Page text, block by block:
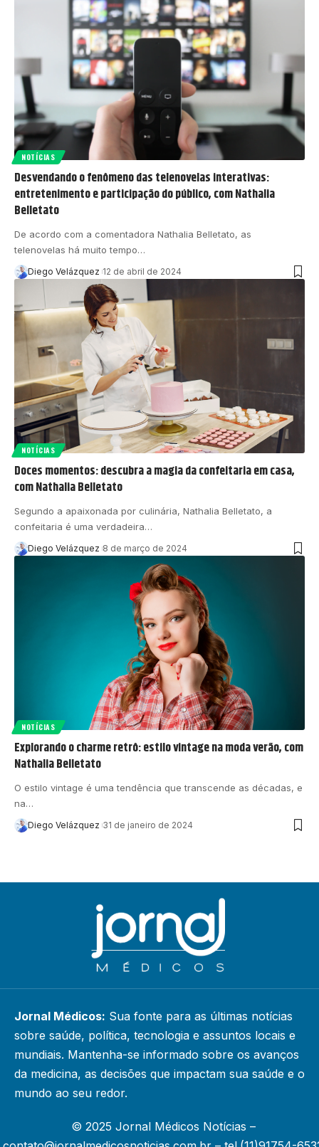
NOTÍCIAS
Desvendando o fenômeno das telenovelas interativas:
entretenimento e participação do público, com Nathalia
Belletato
De acordo com a comentadora Nathalia Belletato, as
telenovelas há muito tempo…
Diego Velázquez 12 de abril de 2024
NOTÍCIAS
Doces momentos: descubra a magia da confeitaria em casa,
com Nathalia Belletato
Segundo a apaixonada por culinária, Nathalia Belletato, a
confeitaria é uma verdadeira…
Diego Velázquez 8 de março de 2024
NOTÍCIAS
Explorando o charme retrô: estilo vintage na moda verão, com
Nathalia Belletato
O estilo vintage é uma tendência que transcende as décadas, e
na…
Diego Velázquez 31 de janeiro de 2024
Jornal Médicos: Sua fonte para as últimas notícias
sobre saúde, política, tecnologia e assuntos locais e
mundiais. Mantenha-se informado sobre os avanços
da medicina, as decisões que impactam sua saúde e o
mundo ao seu redor.
© 2025 Jornal Médicos Notícias –